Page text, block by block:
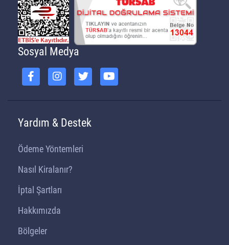
Sosyal Medya
Yardım & Destek
Ödeme Yöntemleri
Nasıl Kiralanır?
İptal Şartları
Hakkımızda
Bölgeler